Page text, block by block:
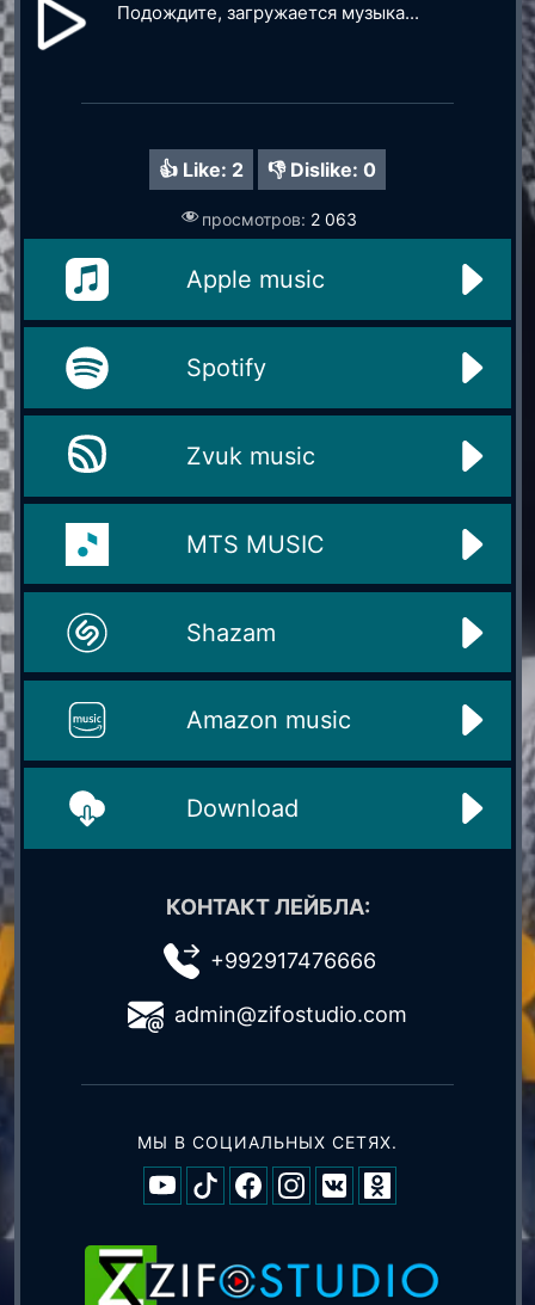
Подождите, загружается музыка...
👍 Like: 2 👎 Dislike: 0
просмотров: 2 063
Apple music
Spotify
Zvuk music
MTS MUSIC
Shazam
Amazon music
Download
КОНТАКТ ЛЕЙБЛА:
+992917476666
admin@zifostudio.com
МЫ В СОЦИАЛЬНЫХ СЕТЯХ.